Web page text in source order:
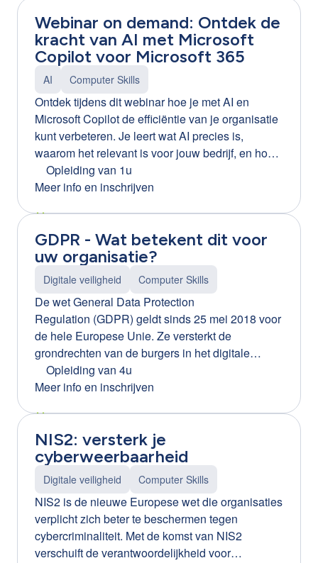
praktische scenario's. Na de opleiding weet je
hoe je ChatGPT kan inzetten als jouw digitale
assistent.
Webinar on demand: Ontdek de
kracht van AI met Microsoft
Copilot voor Microsoft 365
AI Computer Skills
Ontdek tijdens dit webinar hoe je met AI en
Microsoft Copilot de efficiëntie van je organisatie
kunt verbeteren. Je leert wat AI precies is,
waarom het relevant is voor jouw bedrijf, en hoe
je Microsoft Copilot kunt inzetten om processen
te optimaliseren. Daarnaast krijg je inzicht in de
implementatie binnen je organisatie.
Opleiding van 1u
Meer info en inschrijven
GDPR - Wat betekent dit voor
uw organisatie?
Digitale veiligheid Computer Skills
De wet General Data Protection
Regulation (GDPR) geldt sinds 25 mei 2018 voor
de hele Europese Unie. Ze versterkt de
grondrechten van de burgers in het digitale
tijdperk maar dit heeft heel wat gevolgen voor
Vlaamse bedrijven. Tijdens deze workshop
werkgever kennen als het gaat om de privacy
van personeel. En na deze opleiding weet u
perfect wat u met persoonsgegevens wel en niet
mag doen. Ook de privacy van uw medewerkers
(denk aan camerabewaking, het gebruik van
sociale media, ...) wordt aan de hand van
concrete cases onder de loep genomen.
Opleiding van 4u
Meer info en inschrijven
NIS2: versterk je
cyberweerbaarheid
Digitale veiligheid Computer Skills
NIS2 is de nieuwe Europese wet die organisaties
verplicht zich beter te beschermen tegen
cybercriminaliteit. Met de komst van NIS2
verschuift de verantwoordelijkheid voor